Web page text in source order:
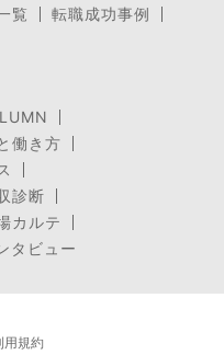
覧
転職成功事例
働き方
診断
カルテ
タビュー
用規約